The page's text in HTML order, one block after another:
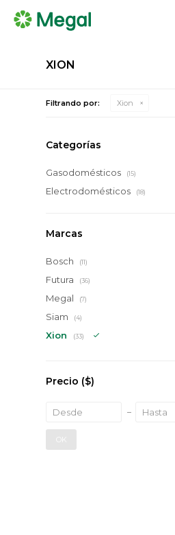
XION
Filtrando por: Xion
Categorías
Gasodomésticos (15)
Electrodomésticos (18)
Marcas
Bosch (11)
Futura (36)
Megal (7)
Siam (4)
Xion (33)
Precio ($)
OK